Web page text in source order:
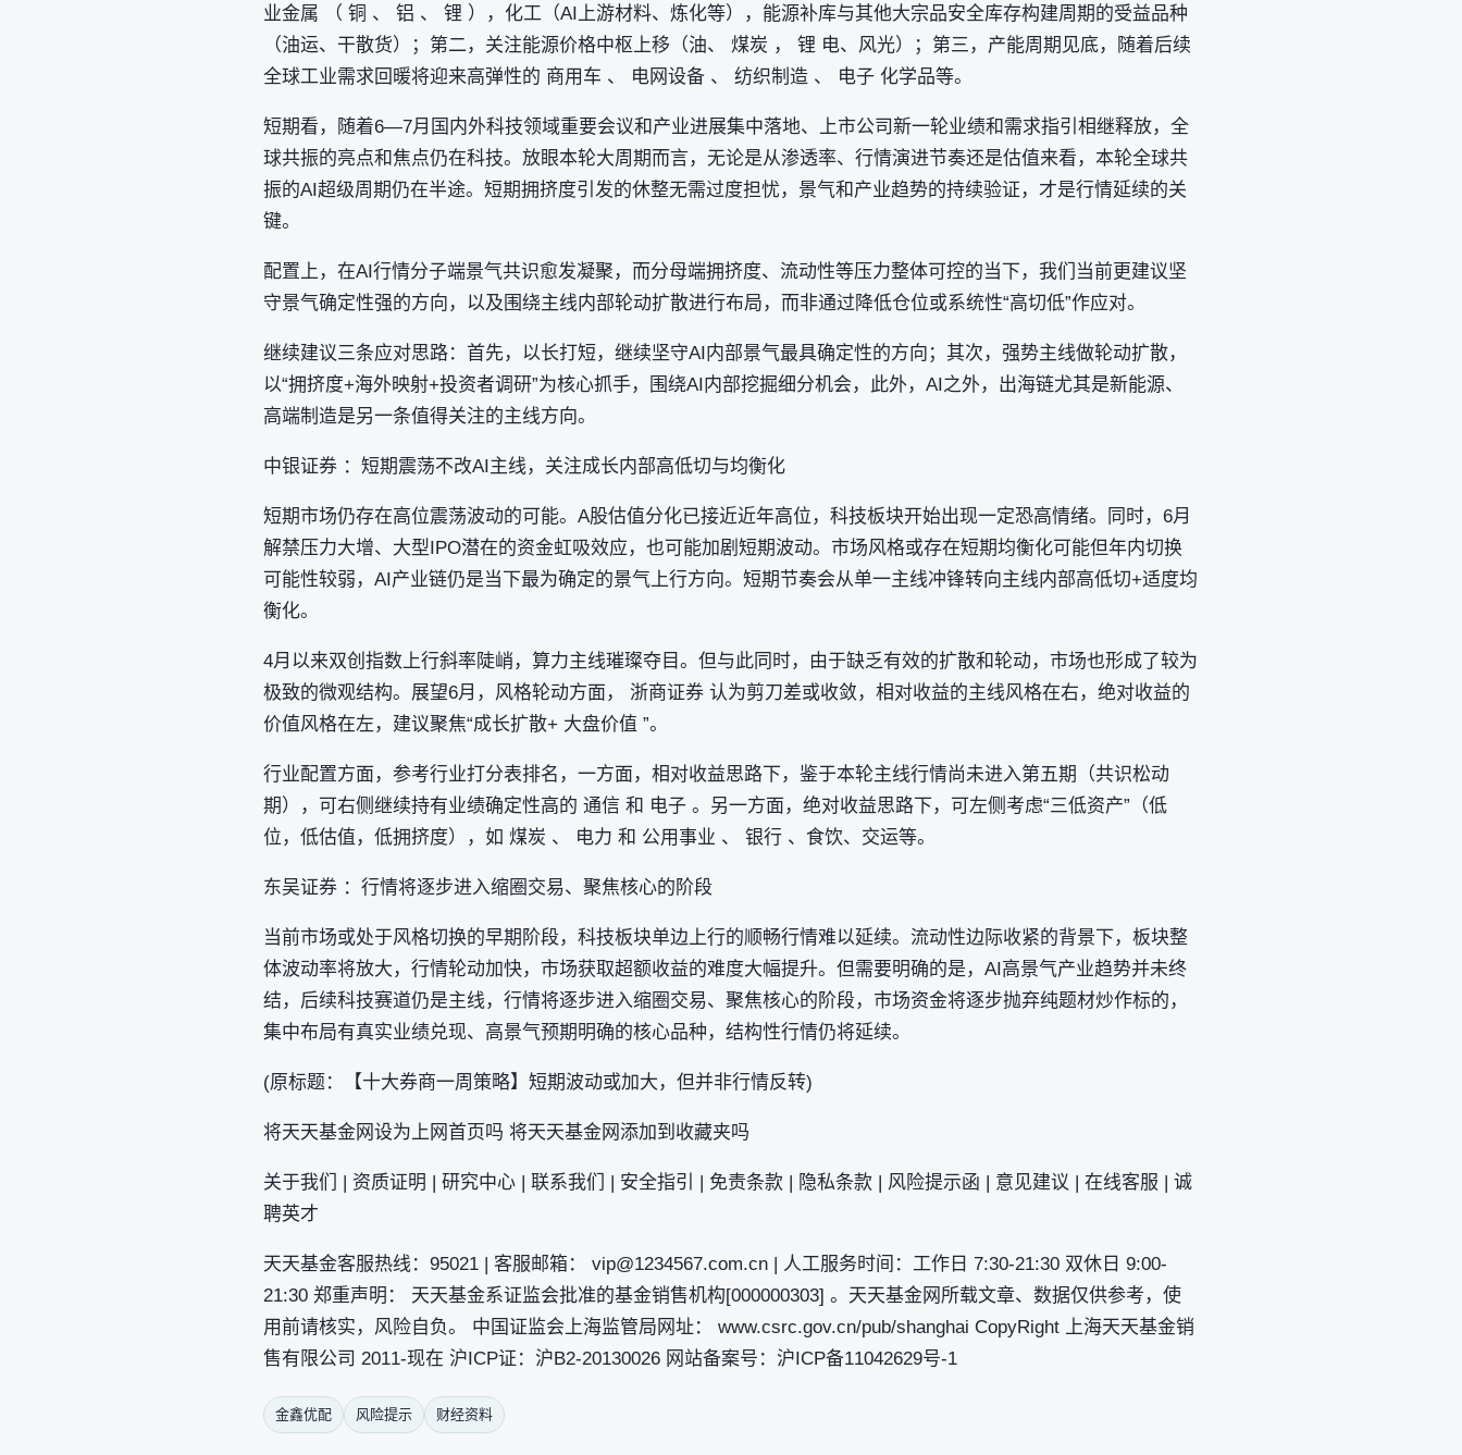
业金属 （ 铜 、 铝 、 锂 ），化工（AI上游材料、炼化等），能源补库与其他大宗品安全库存构建周期的受益品种
（油运、干散货）；第二，关注能源价格中枢上移（油、 煤炭 ， 锂 电、风光）；第三，产能周期见底，随着后续
全球工业需求回暖将迎来高弹性的 商用车 、 电网设备 、 纺织制造 、 电子 化学品等。
短期看，随着6—7月国内外科技领域重要会议和产业进展集中落地、上市公司新一轮业绩和需求指引相继释放，全
球共振的亮点和焦点仍在科技。放眼本轮大周期而言，无论是从渗透率、行情演进节奏还是估值来看，本轮全球共
振的AI超级周期仍在半途。短期拥挤度引发的休整无需过度担忧，景气和产业趋势的持续验证，才是行情延续的关
键。
配置上，在AI行情分子端景气共识愈发凝聚，而分母端拥挤度、流动性等压力整体可控的当下，我们当前更建议坚
守景气确定性强的方向，以及围绕主线内部轮动扩散进行布局，而非通过降低仓位或系统性“高切低”作应对。
继续建议三条应对思路：首先，以长打短，继续坚守AI内部景气最具确定性的方向；其次，强势主线做轮动扩散，
以“拥挤度+海外映射+投资者调研”为核心抓手，围绕AI内部挖掘细分机会，此外，AI之外，出海链尤其是新能源、
高端制造是另一条值得关注的主线方向。
中银证券 ：短期震荡不改AI主线，关注成长内部高低切与均衡化
短期市场仍存在高位震荡波动的可能。A股估值分化已接近近年高位，科技板块开始出现一定恐高情绪。同时，6月
解禁压力大增、大型IPO潜在的资金虹吸效应，也可能加剧短期波动。市场风格或存在短期均衡化可能但年内切换
可能性较弱，AI产业链仍是当下最为确定的景气上行方向。短期节奏会从单一主线冲锋转向主线内部高低切+适度均
衡化。
4月以来双创指数上行斜率陡峭，算力主线璀璨夺目。但与此同时，由于缺乏有效的扩散和轮动，市场也形成了较为
极致的微观结构。展望6月，风格轮动方面， 浙商证券 认为剪刀差或收敛，相对收益的主线风格在右，绝对收益的
价值风格在左，建议聚焦“成长扩散+ 大盘价值 ”。
行业配置方面，参考行业打分表排名，一方面，相对收益思路下，鉴于本轮主线行情尚未进入第五期（共识松动
期），可右侧继续持有业绩确定性高的 通信 和 电子 。另一方面，绝对收益思路下，可左侧考虑“三低资产”（低
位，低估值，低拥挤度），如 煤炭 、 电力 和 公用事业 、 银行 、食饮、交运等。
东吴证券 ：行情将逐步进入缩圈交易、聚焦核心的阶段
当前市场或处于风格切换的早期阶段，科技板块单边上行的顺畅行情难以延续。流动性边际收紧的背景下，板块整
体波动率将放大，行情轮动加快，市场获取超额收益的难度大幅提升。但需要明确的是，AI高景气产业趋势并未终
结，后续科技赛道仍是主线，行情将逐步进入缩圈交易、聚焦核心的阶段，市场资金将逐步抛弃纯题材炒作标的，
集中布局有真实业绩兑现、高景气预期明确的核心品种，结构性行情仍将延续。
(原标题：【十大券商一周策略】短期波动或加大，但并非行情反转)
将天天基金网设为上网首页吗 将天天基金网添加到收藏夹吗
关于我们 | 资质证明 | 研究中心 | 联系我们 | 安全指引 | 免责条款 | 隐私条款 | 风险提示函 | 意见建议 | 在线客服 | 诚
聘英才
天天基金客服热线：95021 | 客服邮箱： vip@1234567.com.cn | 人工服务时间：工作日 7:30-21:30 双休日 9:00-
21:30 郑重声明： 天天基金系证监会批准的基金销售机构[000000303] 。天天基金网所载文章、数据仅供参考，使
用前请核实，风险自负。 中国证监会上海监管局网址： www.csrc.gov.cn/pub/shanghai CopyRight 上海天天基金销
售有限公司 2011-现在 沪ICP证：沪B2-20130026 网站备案号：沪ICP备11042629号-1
金鑫优配 风险提示 财经资料